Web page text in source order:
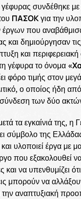
συνδέθηκε με
ΠΑΣΟΚγια την
που
και δημιούργησαν
και
γέφυρα το όνομα
φόρο τιμής στον
ο οποίος ήδη
σύνδεση των δύο
τα εγκαίνιά της, η
σύμβολο της
και υλοποιεί έργα με
που εξακολουθεί να
και να υπενθυμίζει
μπορούν να
την αναπτυξιακή